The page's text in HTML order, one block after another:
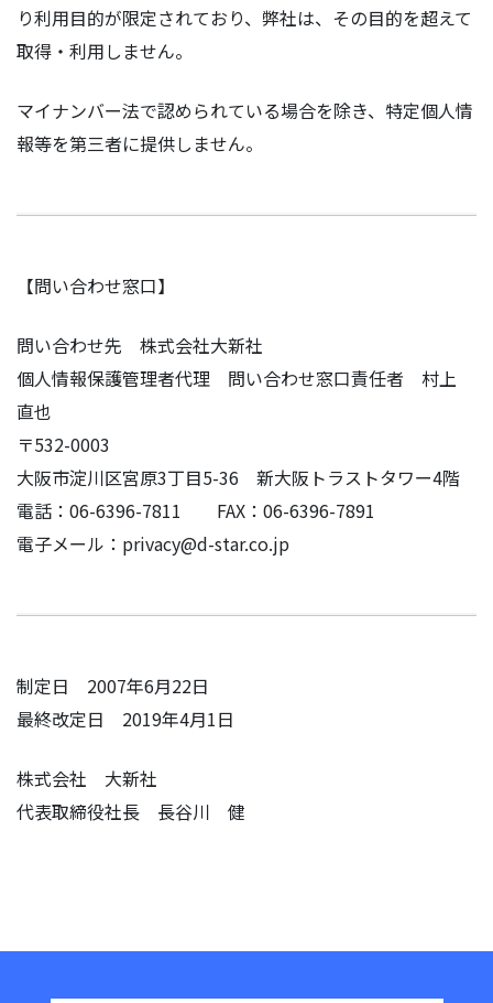
り利用目的が限定されており、弊社は、その目的を超えて
取得・利用しません。
マイナンバー法で認められている場合を除き、特定個人情
報等を第三者に提供しません。
【問い合わせ窓口】
問い合わせ先 株式会社大新社
個人情報保護管理者代理 問い合わせ窓口責任者 村上
直也
〒532-0003
大阪市淀川区宮原3丁目5-36 新大阪トラストタワー4階
電話：06-6396-7811 FAX：06-6396-7891
電子メール：privacy@d-star.co.jp
制定日 2007年6月22日
最終改定日 2019年4月1日
株式会社 大新社
代表取締役社長 長谷川 健